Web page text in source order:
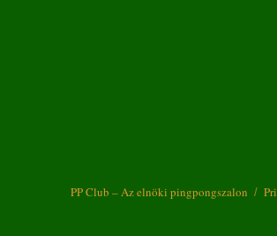
PP Club – Az elnöki pingpongszalon